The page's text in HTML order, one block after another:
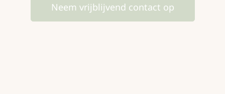
Neem vrijblijvend contact op